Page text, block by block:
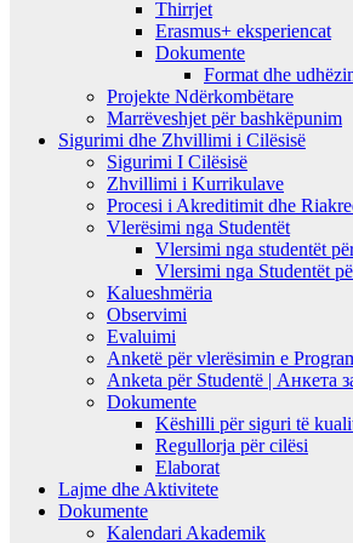
Thirrjet
Erasmus+ eksperiencat
Dokumente
Format dhe
Projekte Ndërkombëtare
Marrëveshjet për bashkëpunim
Sigurimi dhe Zhvillimi i Cilësisë
Sigurimi I Cilësisë
Zhvillimi i Kurrikulave
Procesi i Akreditimit dhe
Vlerësimi nga Studentët
Vlersimi nga studentët
Vlersimi nga Studentët
Kalueshmëria
Observimi
Evaluimi
Anketë për vlerësimin e
Anketa për Studentë | Анкета
Dokumente
Këshilli për siguri të
Regullorja për cilësi
Elaborat
Lajme dhe Aktivitete
Dokumente
Kalendari Akademik